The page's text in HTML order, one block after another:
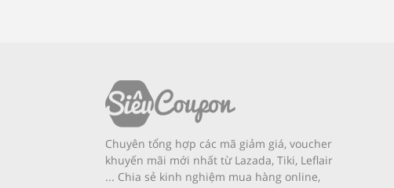
Chuyên tổng hợp các mã giảm giá, voucher
khuyến mãi mới nhất từ Lazada, Tiki, Leflair
... Chia sẻ kinh nghiệm mua hàng online,